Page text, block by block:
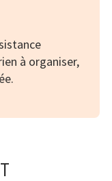
à organiser,